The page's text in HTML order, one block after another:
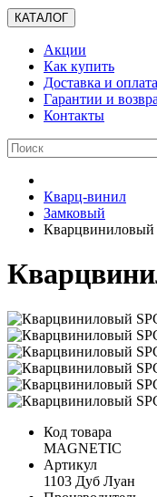
КАТАЛОГ
Акции
Как купить
Доставка и оплата
Гарантии и
Контакты
Кварц-винил
Замковый
Кварцвиниловый
Код товара
MAGNETIC
Артикул
1103 Дуб Луан